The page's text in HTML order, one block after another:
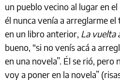
un pueblo vecino al lugar en
él nunca venía a arreglarme
en un libro anterior, La vuelta
bueno, “si no venís acá a
en una novela”. Él se rió, pero
voy a poner en la novela”